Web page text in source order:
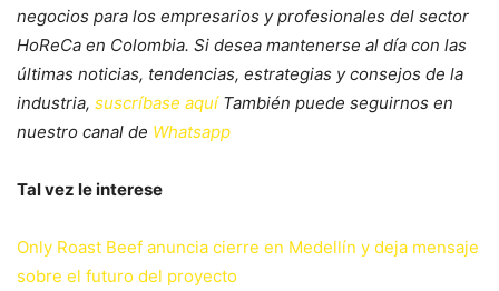
negocios para los empresarios y profesionales del sector
HoReCa en Colombia. Si desea mantenerse al día con las
últimas noticias, tendencias, estrategias y consejos de la
industria, suscríbase aquí También puede seguirnos en
nuestro canal de Whatsapp
Tal vez le interese
Only Roast Beef anuncia cierre en Medellín y deja mensaje
sobre el futuro del proyecto